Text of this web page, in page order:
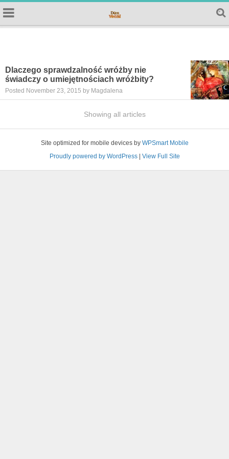
Dlaczego sprawdzalność wróżby nie
świadczy o umiejętnościach wróżbity?
Posted November 23, 2015 by Magdalena
Showing all articles
Site optimized for mobile devices by WPSmart Mobile
Proudly powered by WordPress| View Full Site